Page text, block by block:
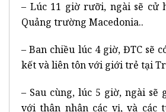
– Lúc 11 giờ rưỡi, ngài sẽ cử
Quảng trường Macedonia..
– Ban chiều lúc 4 giờ, ĐTC sẽ
kết và liên tôn với giới trẻ tại
– Sau cùng, lúc 5 giờ, ngài sẽ
với thân nhân các vị, và các